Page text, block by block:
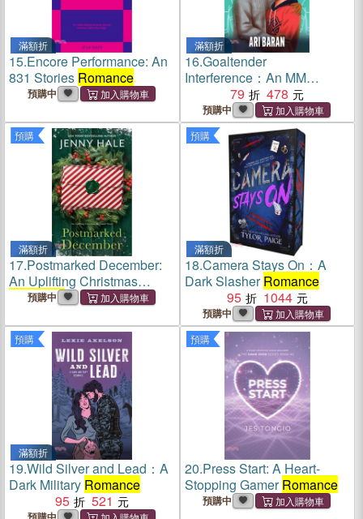
滿額折
15.Encore Performance: An
831 Stories Romance
預購中
滿額折
16.Goaltender
Interference：An MM
Second Chance Hockey
Romance
79 478
預購中
預購
滿額折
17.Postmarked December:
An Uplifting Christmas
RomanceNovel
預購中
預購
滿額折
18.Camera Stays On：A
Dark SlasherRomance
95
1044
預購中
預購
滿額折
19.Wild Silver and Lead：A
Dark Military Romance
95
521
預購
20.Press Start: A Heart-
Stopping GamerRomance
預購中